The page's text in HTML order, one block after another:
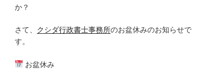
か？
さて、 クシダ行政書士事務所のお盆休みのお知らせで
す。
お盆休み